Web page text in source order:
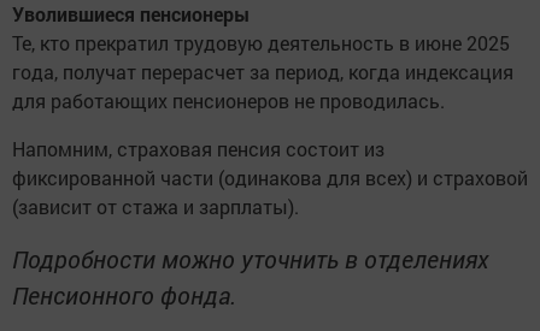
Уволившиеся пенсионеры
Те, кто прекратил трудовую деятельность в июне 2025
года, получат перерасчет за период, когда индексация
для работающих пенсионеров не проводилась.
Напомним, страховая пенсия состоит из
фиксированной части (одинакова для всех) и страховой
(зависит от стажа и зарплаты).
Подробности можно уточнить в отделениях
Пенсионного фонда.